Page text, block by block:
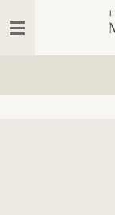
Hauptinhalt